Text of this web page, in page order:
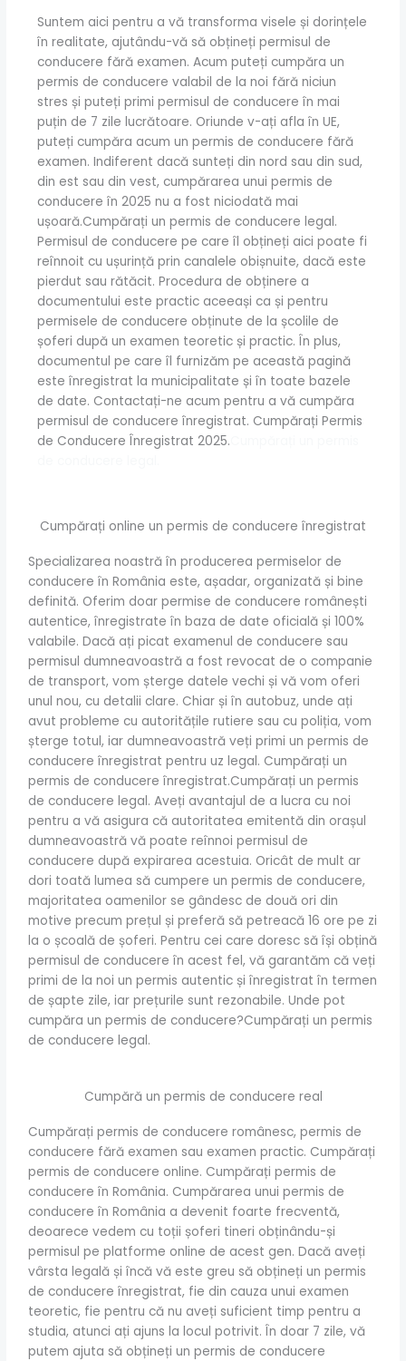
Suntem aici pentru a vă transforma visele și dorințele
în realitate, ajutându-vă să obțineți permisul de
conducere fără examen. Acum puteți cumpăra un
permis de conducere valabil de la noi fără niciun
stres și puteți primi permisul de conducere în mai
puțin de 7 zile lucrătoare. Oriunde v-ați afla în UE,
puteți cumpăra acum un permis de conducere fără
examen. Indiferent dacă sunteți din nord sau din sud,
din est sau din vest, cumpărarea unui permis de
conducere în 2025 nu a fost niciodată mai
ușoară.Cumpărați un permis de conducere legal.
Permisul de conducere pe care îl obțineți aici poate fi
reînnoit cu ușurință prin canalele obișnuite, dacă este
pierdut sau rătăcit. Procedura de obținere a
documentului este practic aceeași ca și pentru
permisele de conducere obținute de la școlile de
șoferi după un examen teoretic și practic. În plus,
documentul pe care îl furnizăm pe această pagină
este înregistrat la municipalitate și în toate bazele
de date. Contactați-ne acum pentru a vă cumpăra
permisul de conducere înregistrat. Cumpărați Permis
de Conducere Înregistrat 2025.
Cumpărați online un permis de conducere înregistrat
Specializarea noastră în producerea permiselor de
conducere în România este, așadar, organizată și bine
definită. Oferim doar permise de conducere românești
autentice, înregistrate în baza de date oficială și 100%
valabile. Dacă ați picat examenul de conducere sau
permisul dumneavoastră a fost revocat de o companie
de transport, vom șterge datele vechi și vă vom oferi
unul nou, cu detalii clare. Chiar și în autobuz, unde ați
avut probleme cu autoritățile rutiere sau cu poliția, vom
șterge totul, iar dumneavoastră veți primi un permis de
conducere înregistrat pentru uz legal. Cumpărați un
permis de conducere înregistrat.Cumpărați un permis
de conducere legal. Aveți avantajul de a lucra cu noi
pentru a vă asigura că autoritatea emitentă din orașul
dumneavoastră vă poate reînnoi permisul de
conducere după expirarea acestuia. Oricât de mult ar
dori toată lumea să cumpere un permis de conducere,
majoritatea oamenilor se gândesc de două ori din
motive precum prețul și preferă să petreacă 16 ore pe zi
la o școală de șoferi. Pentru cei care doresc să își obțină
permisul de conducere în acest fel, vă garantăm că veți
primi de la noi un permis autentic și înregistrat în termen
de șapte zile, iar prețurile sunt rezonabile. Unde pot
cumpăra un permis de conducere?Cumpărați un permis
de conducere legal.
Cumpără un permis de conducere real
Cumpărați permis de conducere românesc, permis de
conducere fără examen sau examen practic. Cumpărați
permis de conducere online. Cumpărați permis de
conducere în România. Cumpărarea unui permis de
conducere în România a devenit foarte frecventă,
deoarece vedem cu toții șoferi tineri obținându-și
permisul pe platforme online de acest gen. Dacă aveți
vârsta legală și încă vă este greu să obțineți un permis
de conducere înregistrat, fie din cauza unui examen
teoretic, fie pentru că nu aveți suficient timp pentru a
studia, atunci ați ajuns la locul potrivit. În doar 7 zile, vă
putem ajuta să obțineți un permis de conducere